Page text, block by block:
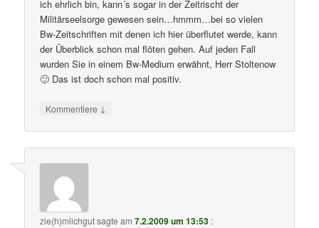
ich ehrlich bin, kann´s sogar in der Zeitrischt der
Militärseelsorge gewesen sein…hmmm…bei so vielen
Bw-Zeitschriften mit denen ich hier überflutet werde, kann
der Überblick schon mal flöten gehen. Auf jeden Fall
wurden Sie in einem Bw-Medium erwähnt, Herr Stoltenow
🙂 Das ist doch schon mal positiv.
Kommentiere ↓
zie(h)mlichgutsagte am7.2.2009 um 13:53 :